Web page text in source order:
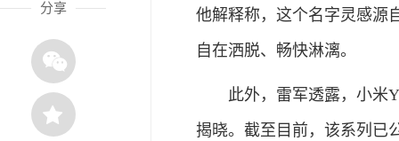
分享
他解释称，这个名字灵感源
自在洒脱、畅快淋漓。
此外，雷军透露，小米
揭晓。截至目前，该系列已